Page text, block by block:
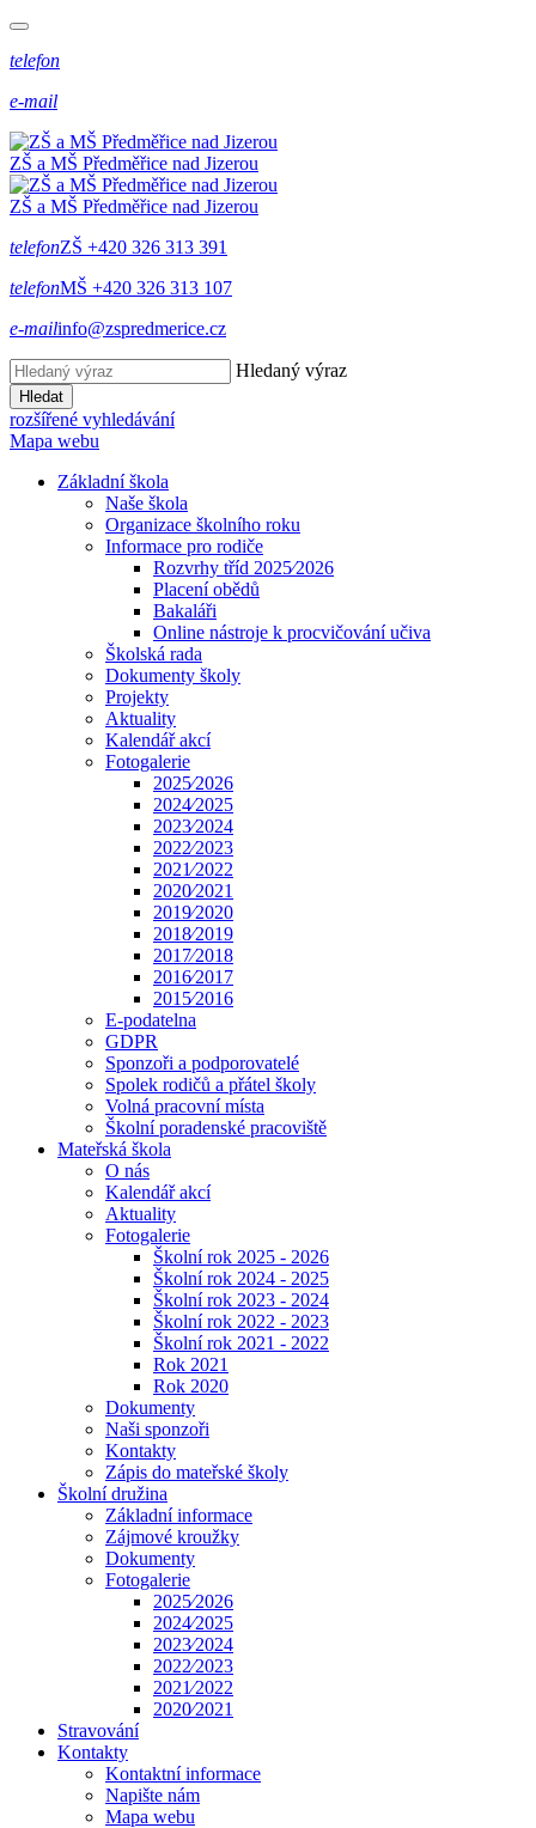
telefon
e-mail
ZŠ a MŠ Předměřice nad Jizerou
ZŠ a MŠ Předměřice nad Jizerou
telefonZŠ +420 326 313 391
telefonMŠ +420 326 313 107
e-mailinfo@zspredmerice.cz
Hledaný výraz
Hledat
rozšířené vyhledávání
Mapa webu
Základní škola
Naše škola
Organizace školního roku
Informace pro rodiče
Rozvrhy tříd 2025⁄2026
Placení obědů
Bakaláři
Online nástroje k procvičování učiva
Školská rada
Dokumenty školy
Projekty
Aktuality
Kalendář akcí
Fotogalerie
2025⁄2026
2024⁄2025
2023⁄2024
2022⁄2023
2021⁄2022
2020⁄2021
2019⁄2020
2018⁄2019
2017⁄2018
2016⁄2017
2015⁄2016
E-podatelna
GDPR
Sponzoři a podporovatelé
Spolek rodičů a přátel školy
Volná pracovní místa
Školní poradenské pracoviště
Mateřská škola
O nás
Kalendář akcí
Aktuality
Fotogalerie
Školní rok 2025 - 2026
Školní rok 2024 - 2025
Školní rok 2023 - 2024
Školní rok 2022 - 2023
Školní rok 2021 - 2022
Rok 2021
Rok 2020
Dokumenty
Naši sponzoři
Kontakty
Zápis do mateřské školy
Školní družina
Základní informace
Zájmové kroužky
Dokumenty
Fotogalerie
2025⁄2026
2024⁄2025
2023⁄2024
2022⁄2023
2021⁄2022
2020⁄2021
Stravování
Kontakty
Kontaktní informace
Napište nám
Mapa webu